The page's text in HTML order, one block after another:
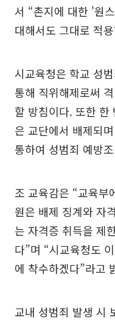
서 “촌지에 대한 '원
대해서도 그대로 적
시교육청은 학교 성
통해 직위해제로써
할 방침이다. 또한 한
은 교단에서 배제되
통하여 성범죄 예방
조 교육감은 “교육부
원은 배제 징계와 자
는 자격증 취득을 제
다”며 “시교육청도
에 착수하겠다”라고
교내 성범죄 발생 시